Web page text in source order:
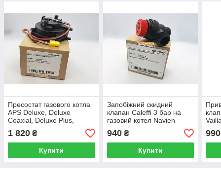
Пресостат газового котла
APS Deluxe, Deluxe
Coaxial, Deluxe Plus,
Deluxe Plus Coaxial, Ace,
Ace Coaxial NASS
30000660A
1 820 ₴
Купити
Запобіжний скидний
клапан Caleffi 3 бар на
газовий котел Navien
Deluxe, NCN. Caleffi
30002251A/BH0905014A
940₴
Купити
990